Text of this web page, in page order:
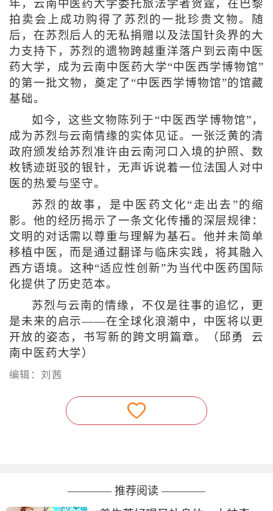
年，云南中医药大学委托旅法学者贺霆，在巴黎
拍卖会上成功购得了苏烈的一批珍贵文物。随
后，在苏烈后人的无私捐赠以及法国针灸界的大
力支持下，苏烈的遗物跨越重洋落户到云南中医
药大学，成为云南中医药大学“中医西学博物馆”
的第一批文物，奠定了“中医西学博物馆”的馆藏
基础。
如今，这些文物陈列于“中医西学博物馆”，
成为苏烈与云南情缘的实体见证。一张泛黄的清
政府颁发给苏烈准许由云南河口入境的护照、数
枚锈迹斑驳的银针，无声诉说着一位法国人对中
医的热爱与坚守。
苏烈的故事，是中医药文化“走出去”的缩
影。他的经历揭示了一条文化传播的深层规律：
文明的对话需以尊重与理解为基石。他并未简单
移植中医，而是通过翻译与临床实践，将其融入
西方语境。这种“适应性创新”为当代中医药国际
化提供了历史范本。
苏烈与云南的情缘，不仅是往事的追忆，更
是未来的启示——在全球化浪潮中，中医将以更
开放的姿态，书写新的跨文明篇章。（邱勇 云
南中医药大学）
编辑：刘茜
———— 推荐阅读 ————